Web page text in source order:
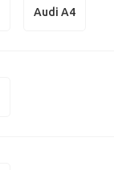
Audi A4